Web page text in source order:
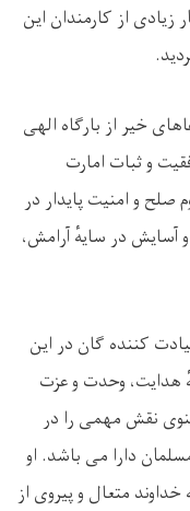
زیادی از کارمندان این
.
خیر از بارگاه الهی
و ثبات امارت
صلح و امنیت پایدار در
آسایش در سایهٔ آرامش،
کننده گان در این
هدایت، وحدت و عزت
نقش مهمی را در
دارا می باشد. او
متعال و پیروی از